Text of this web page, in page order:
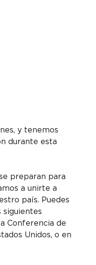
y tenemos
durante esta
preparan para
a unirte a
país. Puedes
siguientes
Conferencia de
Unidos, o en